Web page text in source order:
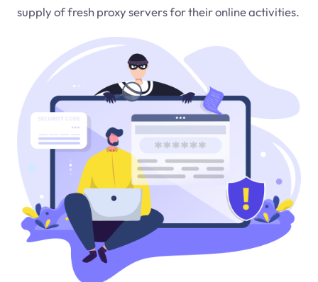
supply of fresh proxy servers for their online activities.